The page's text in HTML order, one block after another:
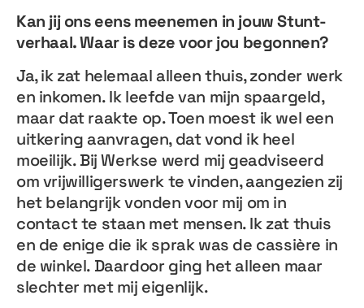
Kan jij ons eens meenemen in jouw Stunt-
verhaal. Waar is deze voor jou begonnen?
Ja, ik zat helemaal alleen thuis, zonder werk
en inkomen. Ik leefde van mijn spaargeld,
maar dat raakte op. Toen moest ik wel een
uitkering aanvragen, dat vond ik heel
moeilijk. Bij Werkse werd mij geadviseerd
om vrijwilligerswerk te vinden, aangezien zij
het belangrijk vonden voor mij om in
contact te staan met mensen. Ik zat thuis
en de enige die ik sprak was de cassière in
de winkel. Daardoor ging het alleen maar
slechter met mij eigenlijk.